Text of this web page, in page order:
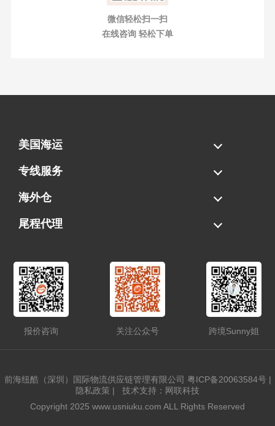
微信轻松扫一扫
在线咨询 轻松下单
美国海运
海运拼柜
海运整柜
美国海卡
加拿大海运
专线服务
FBA专线直送
超大件专线
AWD专线
电池专线
海外仓
一件代发
FBA中转
贴标换标
拆柜/存储
尾程代理
报价咨询 关注公众号 跨境Sunny姐
前海纽酷（深圳）国际物流供应链管理有限公司 粤ICP备20063584号|
隐私政策 |
技术支持：网联科技
Copyright 2025 www.usniuku.com ALL Rights Reserved